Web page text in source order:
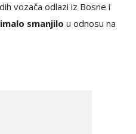
vozača odlazi iz Bosne i
smanjilo u odnosu na